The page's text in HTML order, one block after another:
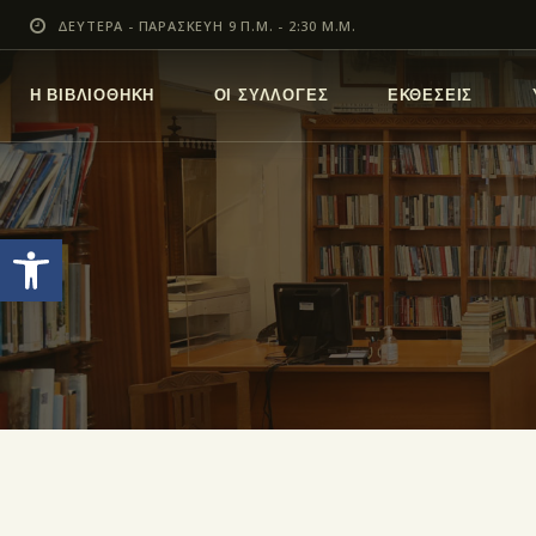
Ανοίξτε τη γραμμή εργαλείων
ΔΕΥΤΕΡΑ - ΠΑΡΑΣΚΕΥΗ 9 Π.Μ. - 2:30 Μ.Μ.
Η ΒΙΒΛΙΟΘΗΚΗ ΟΙ ΣΥΛΛΟΓΕΣ ΕΚΘΕΣΕΙΣ